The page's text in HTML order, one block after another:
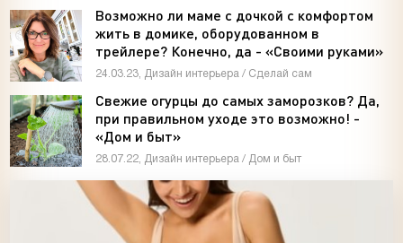
Возможно ли маме с дочкой с комфортом
жить в домике, оборудованном в
трейлере? Конечно, да - «Своими руками»
24.03.23, Дизайн интерьера / Сделай сам
Свежие огурцы до самых заморозков? Да,
при правильном уходе это возможно! -
«Дом и быт»
28.07.22, Дизайн интерьера / Дом и быт